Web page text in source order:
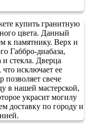
купить гранитную
цвета. Данный
к памятнику. Верх и
Габбро-диабаза,
и стекла. Дверца
исключает ее
позволяет свече
в нашей мастерской,
украсит могилу
доставку по городу и